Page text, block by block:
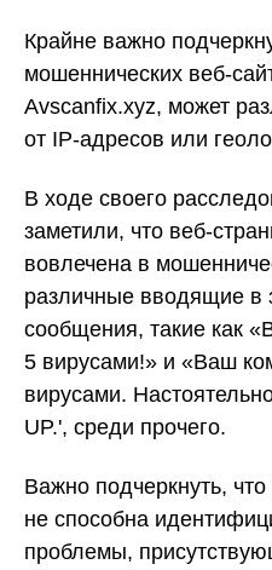
Крайне важно
мошеннических веб-
Avscanfix.xyz, может
от IP-адресов или
В ходе своего
заметили, что веб-
вовлечена в
различные вводящие в
сообщения, такие как
5 вирусами!» и «Ваш
вирусами.
UP.', среди прочего.
Важно подчеркнуть,
не способна
проблемы,